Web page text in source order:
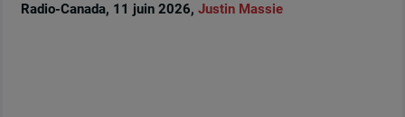
Radio-Canada, 11 juin 2026, Justin Massie